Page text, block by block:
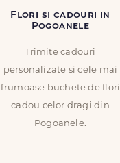
Flori si cadouri in
Pogoanele
Trimite cadouri
personalizate si cele mai
frumoase buchete de flori
cadou celor dragi din
Pogoanele.